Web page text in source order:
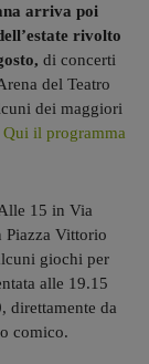
arriva poi
rivolto
di concerti
del Teatro
dei maggiori
Qui il programma
15 in Via
Piazza Vittorio
giochi per
alle 19.15
direttamente da
comico.